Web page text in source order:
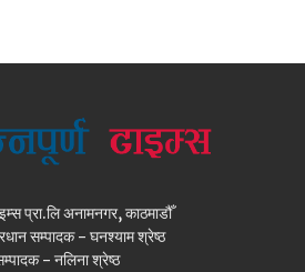
प्रा.लि अनामनगर, काठमाडौँ
सम्पादक - घनश्याम श्रेष्ठ
- नलिना श्रेष्ठ